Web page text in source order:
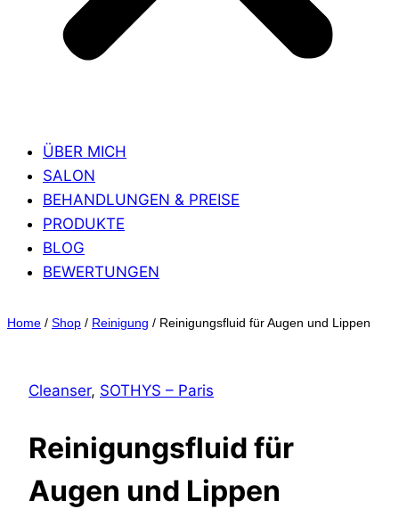
ÜBER MICH
SALON
BEHANDLUNGEN & PREISE
PRODUKTE
BLOG
BEWERTUNGEN
Home / Shop / Reinigung / Reinigungsfluid für Augen und Lippen
Cleanser, SOTHYS – Paris
Reinigungsfluid für
Augen und Lippen